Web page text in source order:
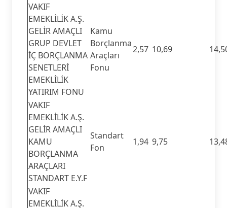
VAKIF
EMEKLİLİK A.Ş.
GELİR AMAÇLI
GRUP DEVLET
İÇ BORÇLANMA
SENETLERİ
EMEKLİLİK
YATIRIM FONU
Kamu
Borçlanma
Araçları
Fonu
2,57 10,69
VAKIF
EMEKLİLİK A.Ş.
GELİR AMAÇLI
KAMU
BORÇLANMA
ARAÇLARI
STANDART E.Y.F
Standart
Fon
1,94 9,75
VAKIF
EMEKLİLİK A.Ş.